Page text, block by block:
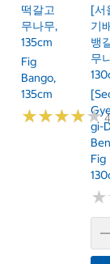
떡갈고
무나무,
135cm
Fig
Bango,
135cm
★★★★★
★★★★★
[서
기
뱅
무
Gi-
Fig
★
★